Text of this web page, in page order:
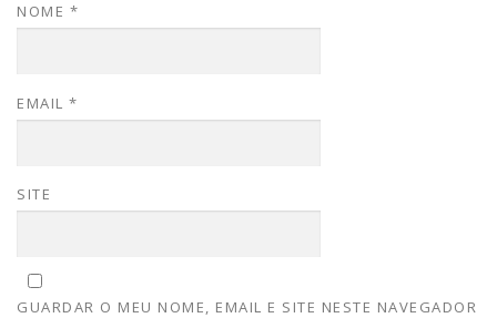
NOME *
EMAIL *
SITE
GUARDAR O MEU NOME, EMAIL E SITE NESTE NAVEGADOR